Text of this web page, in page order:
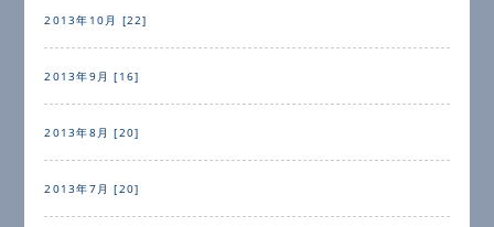
2013年10月 [22]
2013年9月 [16]
2013年8月 [20]
2013年7月 [20]